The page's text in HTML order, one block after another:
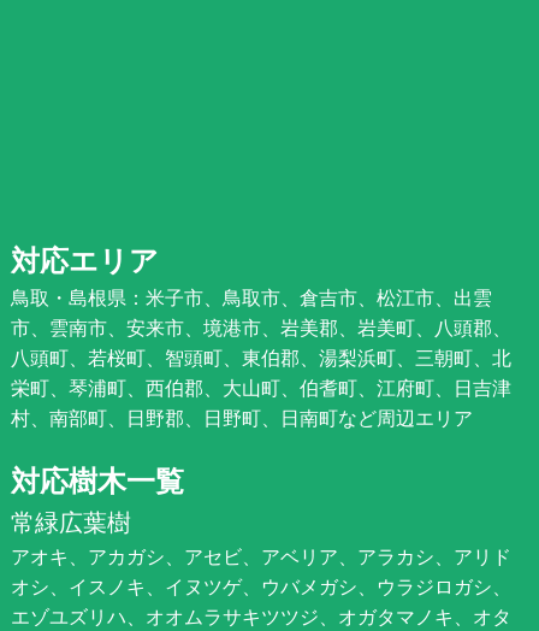
対応エリア
鳥取・島根県：米子市、鳥取市、倉吉市、松江市、出雲
市、雲南市、安来市、境港市、岩美郡、岩美町、八頭郡、
八頭町、若桜町、智頭町、東伯郡、湯梨浜町、三朝町、北
栄町、琴浦町、西伯郡、大山町、伯耆町、江府町、日吉津
村、南部町、日野郡、日野町、日南町など周辺エリア
対応樹木一覧
常緑広葉樹
アオキ、アカガシ、アセビ、アベリア、アラカシ、アリド
オシ、イスノキ、イヌツゲ、ウバメガシ、ウラジロガシ、
エゾユズリハ、オオムラサキツツジ、オガタマノキ、オタ